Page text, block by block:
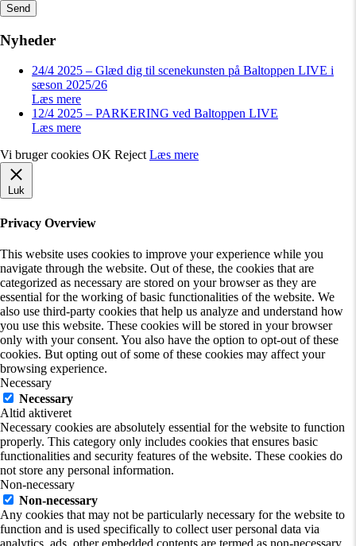
Send
Nyheder
24/4 2025 – Glæd dig til scenekunsten på Baltoppen LIVE i
sæson 2025/26
Læs mere
12/4 2025 – PARKERING ved Baltoppen LIVE
Læs mere
Vi bruger cookies OK Reject Læs mere
Luk
Privacy Overview
This website uses cookies to improve your experience while you
navigate through the website. Out of these, the cookies that are
categorized as necessary are stored on your browser as they are
essential for the working of basic functionalities of the website. We
also use third-party cookies that help us analyze and understand how
you use this website. These cookies will be stored in your browser
only with your consent. You also have the option to opt-out of these
cookies. But opting out of some of these cookies may affect your
browsing experience.
Necessary
Necessary
Altid aktiveret
Necessary cookies are absolutely essential for the website to function
properly. This category only includes cookies that ensures basic
functionalities and security features of the website. These cookies do
not store any personal information.
Non-necessary
Non-necessary
Any cookies that may not be particularly necessary for the website to
function and is used specifically to collect user personal data via
analytics, ads, other embedded contents are termed as non-necessary